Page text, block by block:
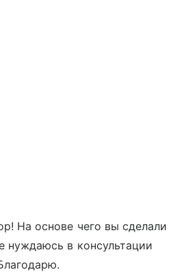
На основе чего вы сделали
нуждаюсь в консультации